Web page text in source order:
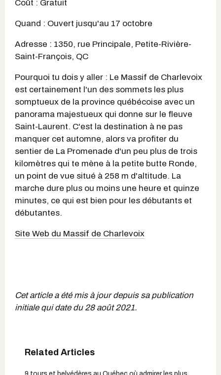
Coût : Gratuit
Quand : Ouvert jusqu'au 17 octobre
Adresse : 1350, rue Principale, Petite-Rivière-
Saint-François, QC
Pourquoi tu dois y aller : Le Massif de Charlevoix
est certainement l'un des sommets les plus
somptueux de la province québécoise avec un
panorama majestueux qui donne sur le fleuve
Saint-Laurent. C'est la destination à ne pas
manquer cet automne, alors va profiter du
sentier de La Promenade d'un peu plus de trois
kilomètres qui te mène à la petite butte Ronde,
un point de vue situé à 258 m d'altitude. La
marche dure plus ou moins une heure et quinze
minutes, ce qui est bien pour les débutants et
débutantes.
Site Web du Massif de Charlevoix
Cet article a été mis à jour depuis sa publication
initiale qui date du 28 août 2021.